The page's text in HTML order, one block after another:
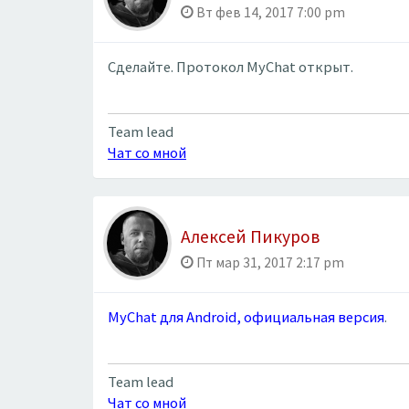
Вт фев 14, 2017 7:00 pm
Сделайте. Протокол MyChat открыт.
Team lead
Чат со мной
Алексей Пикуров
Пт мар 31, 2017 2:17 pm
MyChat для Android, официальная версия.
Team lead
Чат со мной